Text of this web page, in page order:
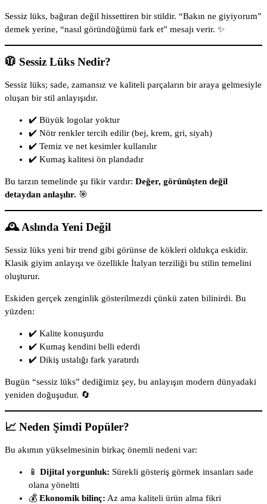
Sessiz lüks, bağıran değil hissettiren bir stildir. “Bakın ne giyiyorum”
demek yerine, “nasıl göründüğümü fark et” mesajı verir. ✨
🧥 Sessiz Lüks Nedir?
Sessiz lüks; sade, zamansız ve kaliteli parçaların bir araya gelmesiyle
oluşan bir stil anlayışıdır.
✔️ Büyük logolar yoktur
✔️ Nötr renkler tercih edilir (bej, krem, gri, siyah)
✔️ Temiz ve net kesimler kullanılır
✔️ Kumaş kalitesi ön plandadır
Bu tarzın temelinde şu fikir vardır: Değer, görünüşten değil
detaydan anlaşılır. 🎯
🕰️ Aslında Yeni Değil
Sessiz lüks yeni bir trend gibi görünse de kökleri oldukça eskidir.
Klasik giyim anlayışı ve özellikle İtalyan terziliği bu stilin temelini
oluşturur.
Eskiden gerçek zenginlik gösterilmezdi çünkü zaten bilinirdi. Bu
yüzden:
✔️ Kalite konuşurdu
✔️ Kumaş kendini belli ederdi
✔️ Dikiş ustalığı fark yaratırdı
Bugün “sessiz lüks” dediğimiz şey, bu anlayışın modern dünyadaki
yeniden doğuşudur. 🔄
📈 Neden Şimdi Popüler?
Bu akımın yükselmesinin birkaç önemli nedeni var:
📱 Dijital yorgunluk: Sürekli gösteriş görmek insanları sade
olana yöneltti
💰 Ekonomik bilinç: Az ama kaliteli ürün alma fikri